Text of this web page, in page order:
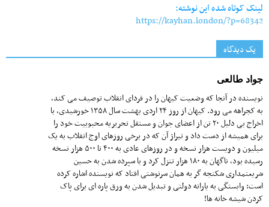
لینک کوتاه شده این نوشته:
https://kayhan.london/?p=68342
یک دیدگاه
جواد طالعی
نویسنده در آنجا که وضعیت کیهان را در فردای انقلاب توصیف می کند،
به کجراهه می رود. کیهان از روز ۲۴ اردی بهشت سال ۱۳۵۸ خورشیدی، با
اخراج بی دلیل ۲۰ تن از اعضای جوان و مستقل تحریریه محبوبیت خود را
برای همیشه از دست داد و تیراژ آن که در برخی روزهای اوج انقلاب به یک
میلیون و دویست هزار نسخه و در روزهای عادی به ۴۰۰ تا ۵۰۰ هزار نسخه
رسیده بود، ناگهان به ۱۸۰ هزار تنزل کرد و با سپرده شدن به حسین
شریعتمداری شکنجه گر به همان سرنوشتی افتاد که نویسنده اشاره کرده
است: وابستگی به یارانه دولتی و تبدیل شدن به ورق پاره ای برای پاک
کردن شیشه خانه ها!